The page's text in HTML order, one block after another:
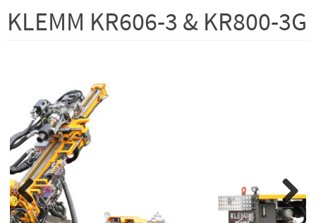
KLEMM KR606-3 & KR800-3G
Previo
Next